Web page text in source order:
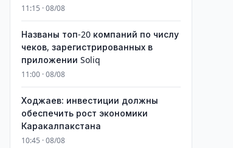
11:15 · 08/08
Названы топ-20 компаний по числу
чеков, зарегистрированных в
приложении Soliq
11:00 · 08/08
Ходжаев: инвестиции должны
обеспечить рост экономики
Каракалпакстана
10:45 · 08/08